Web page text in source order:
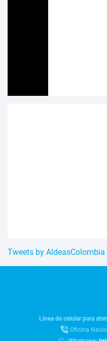
Tweets by AldeasColombia
Línea de celular para
Oficina